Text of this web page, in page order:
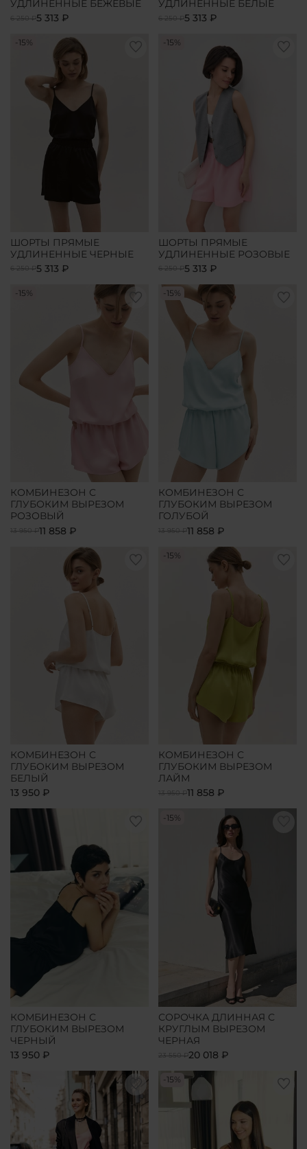
УДЛИНЕННЫЕ БЕЖЕВЫЕ
6 250 ₽5 313 ₽
УДЛИНЕННЫЕ БЕЛЫЕ
6 250 ₽5 313 ₽
-15%
ШОРТЫ ПРЯМЫЕ
УДЛИНЕННЫЕ ЧЕРНЫЕ
6 250 ₽5 313 ₽
-15%
ШОРТЫ ПРЯМЫЕ
УДЛИНЕННЫЕ РОЗОВЫЕ
6 250 ₽5 313 ₽
-15%
КОМБИНЕЗОН С
ГЛУБОКИМ ВЫРЕЗОМ
РОЗОВЫЙ
13 950 ₽11 858 ₽
-15%
КОМБИНЕЗОН С
ГЛУБОКИМ ВЫРЕЗОМ
ГОЛУБОЙ
13 950 ₽11 858 ₽
КОМБИНЕЗОН С
ГЛУБОКИМ ВЫРЕЗОМ
БЕЛЫЙ
13 950 ₽
-15%
КОМБИНЕЗОН С
ГЛУБОКИМ ВЫРЕЗОМ
ЛАЙМ
13 950 ₽11 858 ₽
КОМБИНЕЗОН С
ГЛУБОКИМ ВЫРЕЗОМ
ЧЕРНЫЙ
13 950 ₽
-15%
СОРОЧКА ДЛИННАЯ С
КРУГЛЫМ ВЫРЕЗОМ
ЧЕРНАЯ
23 550 ₽20 018 ₽
-15%